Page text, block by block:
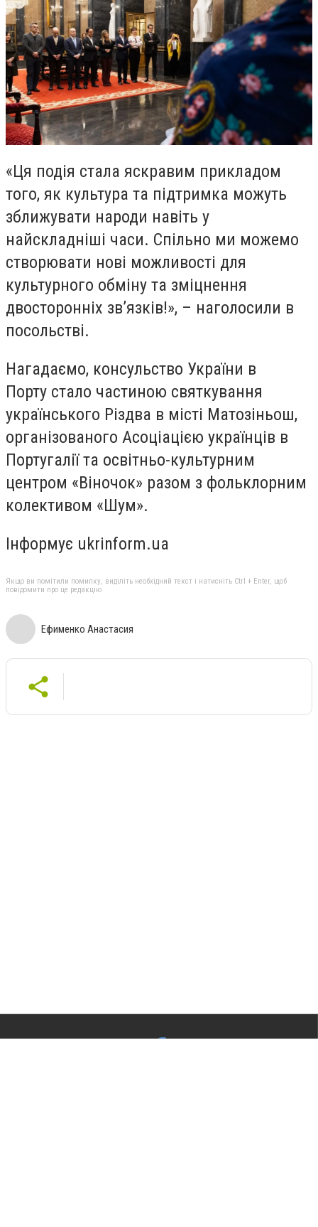
«Ця подія стала яскравим прикладом
того, як культура та підтримка можуть
зближувати народи навіть у
найскладніші часи. Спільно ми можемо
створювати нові можливості для
культурного обміну та зміцнення
двосторонніх зв’язків!», – наголосили в
посольстві.
Нагадаємо, консульство України в
Порту стало частиною святкування
українського Різдва в місті Матозіньош,
організованого Асоціацією українців в
Португалії та освітньо-культурним
центром «Віночок» разом з фольклорним
колективом «Шум».
Інформує ukrinform.ua
Якщо ви помітили помилку, виділіть необхідний текст і натисніть Ctrl + Enter, щоб
повідомити про це редакцію
Ефименко Анастасия